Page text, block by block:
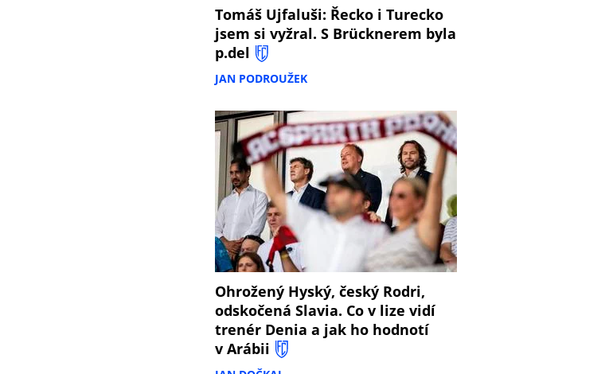
Tomáš Ujfaluši: Řecko i Turecko
jsem si vyžral. S Brücknerem byla
p.del
JAN PODROUŽEK
Ohrožený Hyský, český Rodri,
odskočená Slavia. Co v lize vidí
trenér Denia a jak ho hodnotí
v Arábii
8